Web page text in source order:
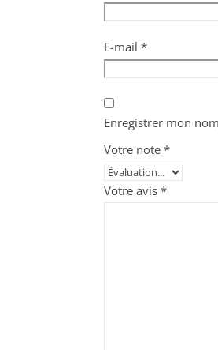
E-mail *
Enregistrer mon
Votre note *
Votre avis *